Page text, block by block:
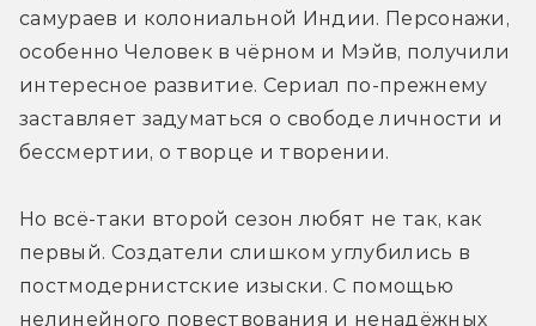
самураев и колониальной Индии. Персонажи,
особенно Человек в чёрном и Мэйв, получили
интересное развитие. Сериал по-прежнему
заставляет задуматься о свободе личности и
бессмертии, о творце и творении.
Но всё-таки второй сезон любят не так, как
первый. Создатели слишком углубились в
постмодернистские изыски. С помощью
нелинейного повествования и ненадёжных